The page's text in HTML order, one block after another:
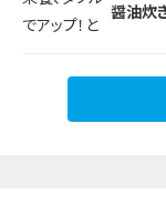
醤油炊